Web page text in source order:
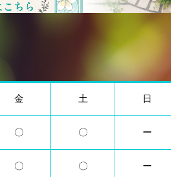
金 土 日
〇 〇 ー
〇 〇 ー